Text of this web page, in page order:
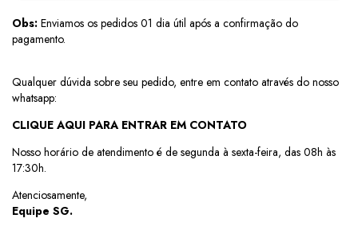
Obs: Enviamos os pedidos 01 dia útil após a confirmação do
pagamento.
Qualquer dúvida sobre seu pedido, entre em contato através do nosso
whatsapp:
CLIQUE AQUI PARA ENTRAR EM CONTATO
Nosso horário de atendimento é de segunda à sexta-feira, das 08h às
17:30h.
Atenciosamente,
Equipe SG.